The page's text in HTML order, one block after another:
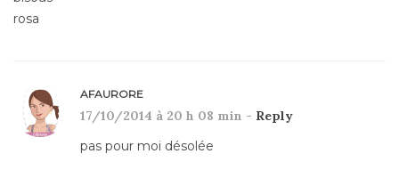
rosa
AFAURORE
17/10/2014 à 20 h 08 min - Reply
pas pour moi désolée